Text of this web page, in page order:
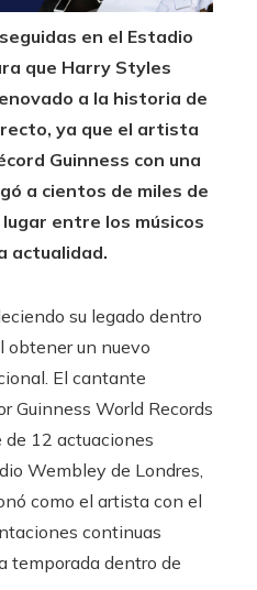
en el Estadio
que Harry Styles
a la historia de
ya que el artista
Guinness con una
a cientos de miles de
entre los músicos
actualidad.
su legado dentro
obtener un nuevo
El cantante
Guinness World Records
12 actuaciones
Wembley de Londres,
como el artista con el
continuas
temporada dentro de